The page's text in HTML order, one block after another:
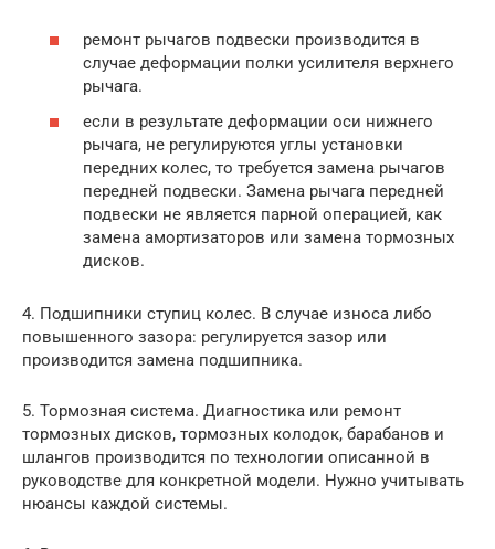
ремонт рычагов подвески производится в
случае деформации полки усилителя верхнего
рычага.
если в результате деформации оси нижнего
рычага, не регулируются углы установки
передних колес, то требуется замена рычагов
передней подвески. Замена рычага передней
подвески не является парной операцией, как
замена амортизаторов или замена тормозных
дисков.
4. Подшипники ступиц колес. В случае износа либо
повышенного зазора: регулируется зазор или
производится замена подшипника.
5. Тормозная система. Диагностика или ремонт
тормозных дисков, тормозных колодок, барабанов и
шлангов производится по технологии описанной в
руководстве для конкретной модели. Нужно учитывать
нюансы каждой системы.